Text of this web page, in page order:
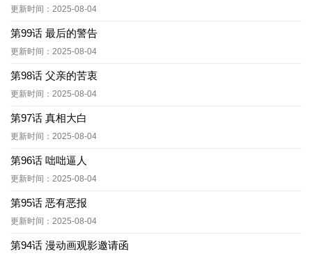
更新时间：2025-08-04
第99话 最后的警告
更新时间：2025-08-04
第98话 父亲的苦衷
更新时间：2025-08-04
第97话 真相大白
更新时间：2025-08-04
第96话 咄咄逼人
更新时间：2025-08-04
第95话 恶有恶报
更新时间：2025-08-04
第94话 漫动画观影邀请函